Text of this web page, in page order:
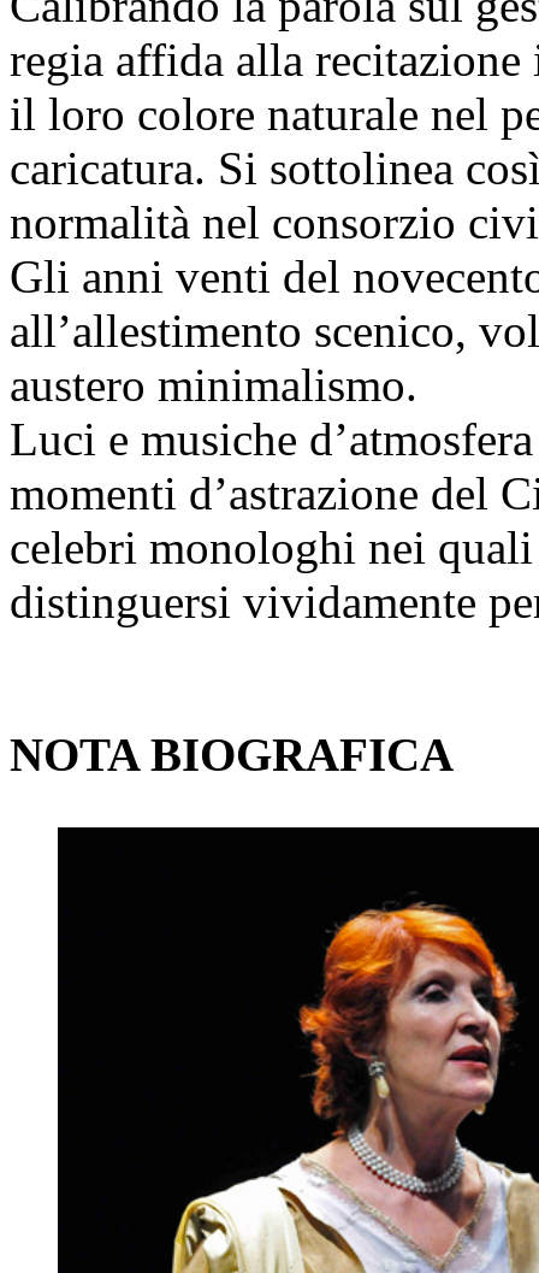
regia affida alla
il loro colore naturale nel
caricatura. Si sottolinea
normalità nel consorzio
Gli anni venti del
all’allestimento scenico,
austero minimalismo.
Luci e musiche
momenti d’astrazione del
celebri monologhi nei
distinguersi vividamente
NOTA BIOGRAFICA